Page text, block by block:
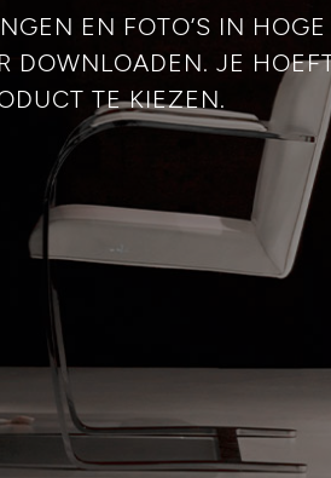
EN FOTO’S IN
DOWNLOADEN. JE
TE KIEZEN.